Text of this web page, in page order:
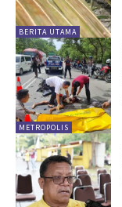
BERITA UTAMA
METROPOLIS